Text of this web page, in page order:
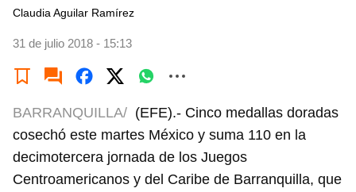
Claudia Aguilar Ramírez
31 de julio 2018 - 15:13
BARRANQUILLA/ (EFE).- Cinco medallas doradas
cosechó este martes México y suma 110 en la
decimotercera jornada de los Juegos
Centroamericanos y del Caribe de Barranquilla, que